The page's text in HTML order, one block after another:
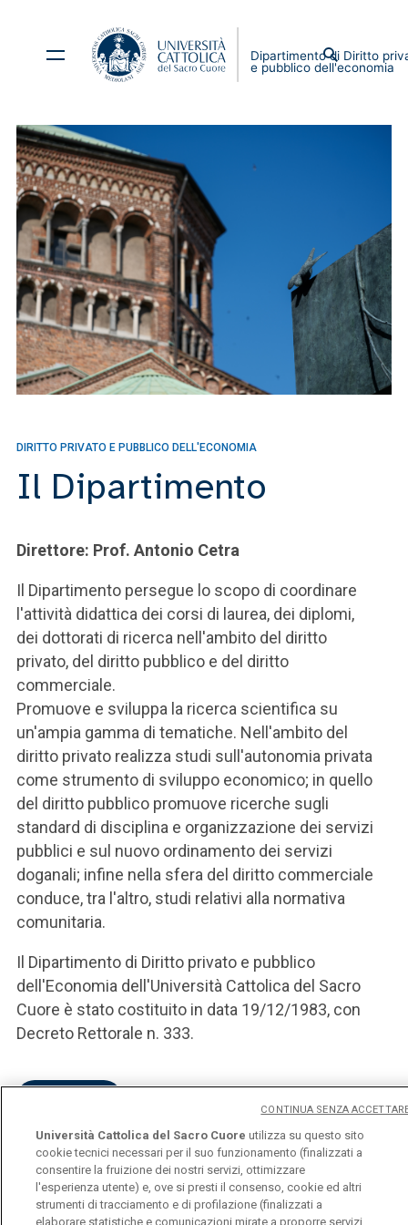
DIRITTO PRIVATO E PUBBLICO DELL'ECONOMIA
Il Dipartimento
Direttore: Prof. Antonio Cetra
Il Dipartimento persegue lo scopo di coordinare
l'attività didattica dei corsi di laurea, dei diplomi,
dei dottorati di ricerca nell'ambito del diritto
privato, del diritto pubblico e del diritto
commerciale.
Promuove e sviluppa la ricerca scientifica su
un'ampia gamma di tematiche. Nell'ambito del
diritto privato realizza studi sull'autonomia privata
come strumento di sviluppo economico; in quello
del diritto pubblico promuove ricerche sugli
standard di disciplina e organizzazione dei servizi
pubblici e sul nuovo ordinamento dei servizi
doganali; infine nella sfera del diritto commerciale
conduce, tra l'altro, studi relativi alla normativa
comunitaria.
Il Dipartimento di Diritto privato e pubblico
dell'Economia dell'Università Cattolica del Sacro
Cuore è stato costituito in data 19/12/1983, con
Decreto Rettorale n. 333.
Università Cattolica del Sacro Cuore utilizza su questo sito
cookie tecnici necessari per il suo funzionamento (finalizzati a
consentire la fruizione dei nostri servizi, ottimizzare
l'esperienza utente) e, ove si presti il consenso, cookie ed altri
strumenti di tracciamento e di profilazione (finalizzati a
elaborare statistiche e comunicazioni mirate a proporre servizi
CONTINUA SENZA